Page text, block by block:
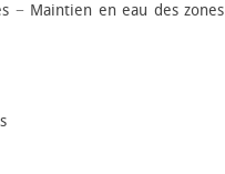
− Maintien en eau des zones